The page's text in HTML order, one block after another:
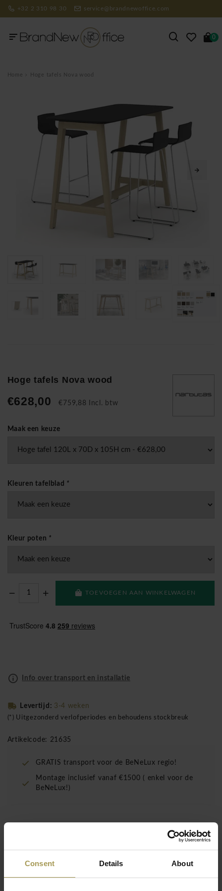
Consent Details About
+32 2 310 98 30 service@brandnewoffice.com
0
Home Hoge tafels Nova wood
Hoge tafels Nova wood
€628,00 €759,88 Incl. btw
Maak een keuze
Kleuren tafelblad *
Kleur poten *
TOEVOEGEN AAN WINKELWAGEN
Info over transport en installatie
Levertijd: 3-4 weken
(*) Uitgezonderd verlofperiodes en behoudens stockbreuk
Artikelcode: 21635
GRATIS transport voor de BeNeLux regio!
Montage inclusief vanaf €1500 ( enkel voor de
BeNeLux!)
De Narbutas Hoge tafels Nova wood met
massieve houten asbenen zijn ontworpen voor
recreatiegebieden en korte vergaderingen.